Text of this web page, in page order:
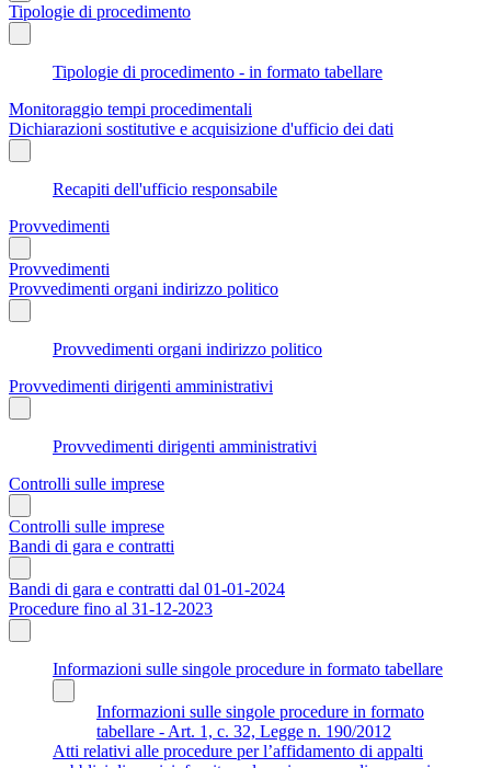
Tipologie di procedimento
Tipologie di procedimento - in formato tabellare
Monitoraggio tempi procedimentali
Dichiarazioni sostitutive e acquisizione d'ufficio dei dati
Recapiti dell'ufficio responsabile
Provvedimenti
Provvedimenti
Provvedimenti organi indirizzo politico
Provvedimenti organi indirizzo politico
Provvedimenti dirigenti amministrativi
Provvedimenti dirigenti amministrativi
Controlli sulle imprese
Controlli sulle imprese
Bandi di gara e contratti
Bandi di gara e contratti dal 01-01-2024
Procedure fino al 31-12-2023
Informazioni sulle singole procedure in formato tabellare
Informazioni sulle singole procedure in formato
tabellare - Art. 1, c. 32, Legge n. 190/2012
Atti relativi alle procedure per l’affidamento di appalti